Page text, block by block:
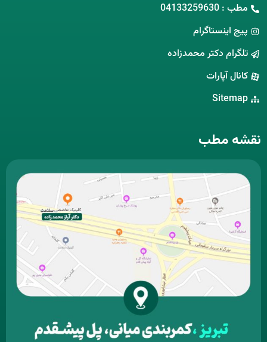
مطب : 04133259630
پیج اینستاگرام
تلگرام دکتر محمدزاده
کانال آپارات
Sitemap
نقشه مطب